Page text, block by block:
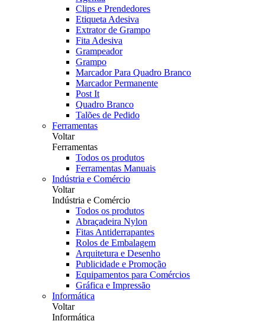
Clips e Prendedores
Etiqueta Adesiva
Extrator de Grampo
Fita Adesiva
Grampeador
Grampo
Marcador Para Quadro Branco
Marcador Permanente
Post It
Quadro Branco
Talões de Pedido
Ferramentas
Voltar
Ferramentas
Todos os produtos
Ferramentas Manuais
Indústria e Comércio
Voltar
Indústria e Comércio
Todos os produtos
Abraçadeira Nylon
Fitas Antiderrapantes
Rolos de Embalagem
Arquitetura e Desenho
Publicidade e Promoção
Equipamentos para Comércios
Gráfica e Impressão
Informática
Voltar
Informática